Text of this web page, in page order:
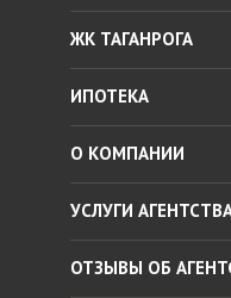
ЖК ТАГАНРОГА
ИПОТЕКА
О КОМПАНИИ
УСЛУГИ
ОТЗЫВЫ ОБ